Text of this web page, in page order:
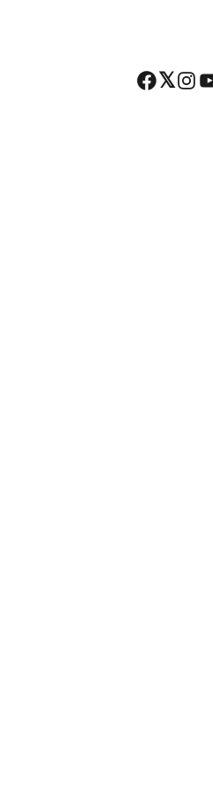
Facebook Twitter Instagram YouTube